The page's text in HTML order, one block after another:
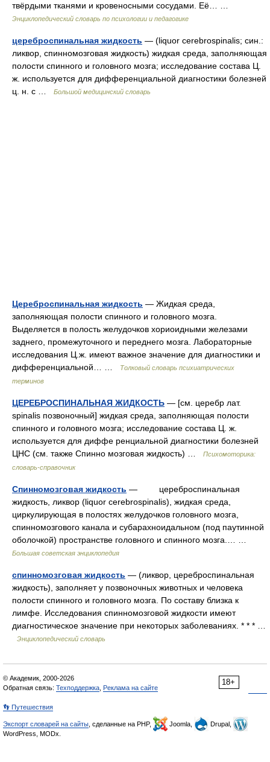
твёрдыми тканями и кровеносными сосудами. Её… …
Энциклопедический словарь по психологии и педагогике
цереброспинальная жидкость — (liquor cerebrospinalis; син.:
ликвор, спинномозговая жидкость) жидкая среда, заполняющая
полости спинного и головного мозга; исследование состава Ц.
ж. используется для дифференциальной диагностики болезней
ц. н. с …
Большой медицинский словарь
Цереброспинальная жидкость — Жидкая среда,
заполняющая полости спинного и головного мозга.
Выделяется в полость желудочков хориоидными железами
заднего, промежуточного и переднего мозга. Лабораторные
исследования Ц.ж. имеют важное значение для диагностики и
дифференциальной… …
Толковый словарь психиатрических
терминов
ЦЕРЕБРОСПИНАЛЬНАЯ ЖИДКОСТЬ — [см. церебр лат.
spinalis позвоночный] жидкая среда, заполняющая полости
спинного и головного мозга; исследование состава Ц. ж.
используется для диффе ренциальной диагностики болезней
ЦНС (см. также Спинно мозговая жидкость) …
Психомоторика:
cловарь-справочник
Спинномозговая жидкость — цереброспинальная
жидкость, ликвор (liquor cerebrospinalis), жидкая среда,
циркулирующая в полостях желудочков головного мозга,
спинномозгового канала и субарахноидальном (под паутинной
оболочкой) пространстве головного и спинного мозга.… …
Большая советская энциклопедия
спинномозговая жидкость — (ликвор, цереброспинальная
жидкость), заполняет у позвоночных животных и человека
полости спинного и головного мозга. По составу близка к
лимфе. Исследования спинномозговой жидкости имеют
диагностическое значение при некоторых заболеваниях. * * * …
Энциклопедический словарь
18+
© Академик, 2000-2026
Обратная связь: Техподдержка Реклама на сайте
👣 Путешествия
Экспорт словарей на сайты , сделанные на PHP, Joomla,
Drupal,
WordPress, MODx.